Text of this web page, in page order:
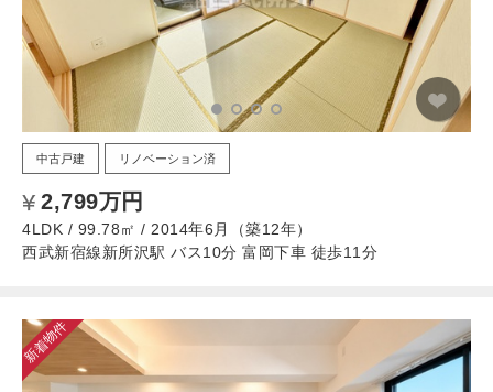
中古戸建 リノベーション済
2,799万円
4LDK / 99.78㎡ / 2014年6月（築12年）
西武新宿線新所沢駅 バス10分 富岡下車 徒歩11分
新着物件